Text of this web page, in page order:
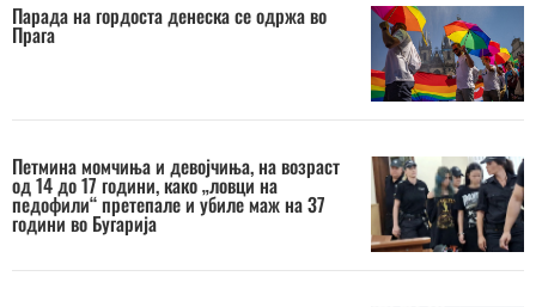
Парада на гордоста денеска се одржа во
Прага
Петмина момчиња и девојчиња, на возраст
од 14 до 17 години, како „ловци на
педофили“ претепале и убиле маж на 37
години во Бугарија